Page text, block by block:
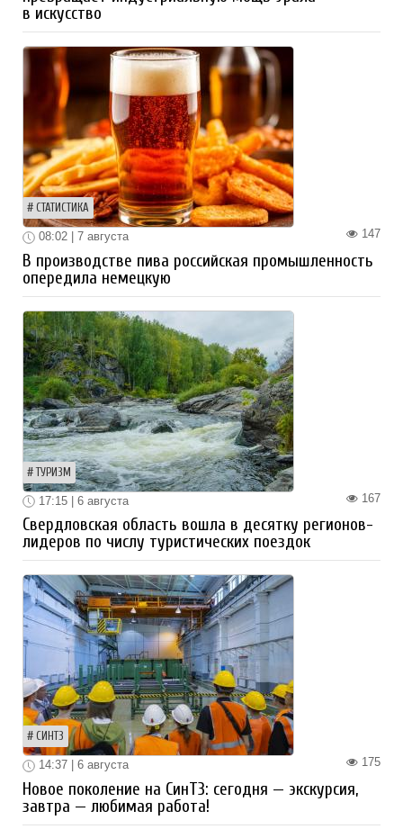
в искусство
СТАТИСТИКА
147
08:02 | 7 августа
В производстве пива российская промышленность
опередила немецкую
ТУРИЗМ
167
17:15 | 6 августа
Свердловская область вошла в десятку регионов-
лидеров по числу туристических поездок
СИНТЗ
175
14:37 | 6 августа
Новое поколение на СинТЗ: сегодня — экскурсия,
завтра — любимая работа!